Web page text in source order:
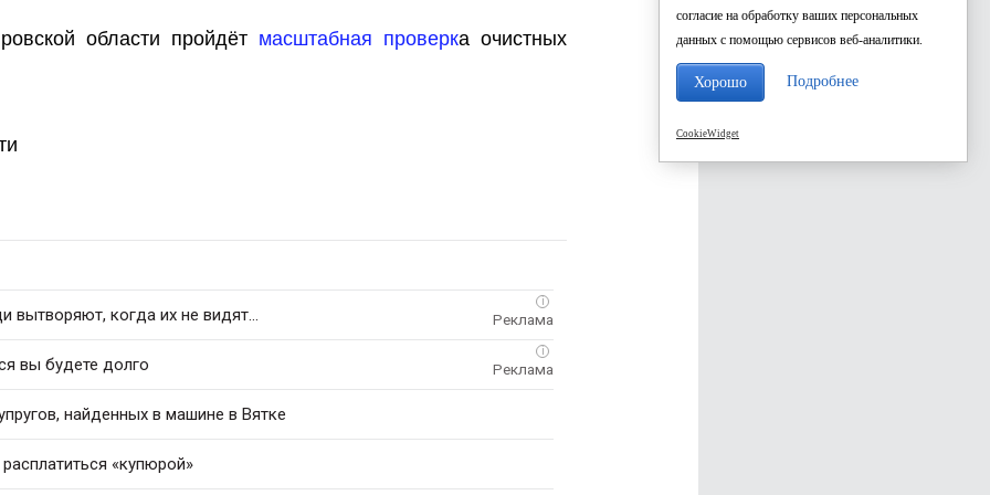
области пройдёт масштабная проверка очистных
i
когда их не видят...
i
вы будете долго
найденных в машине в Вятке
«купюрой»
согласие на обработку ваших персональных
данных с помощью сервисов веб-аналитики.
Хорошо Подробнее
CookieWidget